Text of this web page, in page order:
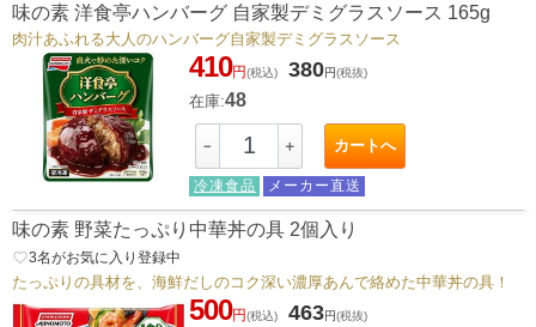
味の素 洋食亭ハンバーグ 自家製デミグラスソース 165g
肉汁あふれる大人のハンバーグ自家製デミグラスソース
410円(税込) 380円(税抜)
在庫:48
－ ＋ カートへ
冷凍食品 メーカー直送
味の素 野菜たっぷり中華丼の具 2個入り
favorite_border3名がお気に入り登録中
たっぷりの具材を、海鮮だしのコク深い濃厚あんで絡めた中華丼の具！
500円(税込) 463円(税抜)